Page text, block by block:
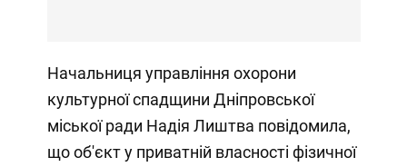
Начальниця управління охорони
культурної спадщини Дніпровської
міської ради Надія Лиштва повідомила,
що об'єкт у приватній власності фізичної